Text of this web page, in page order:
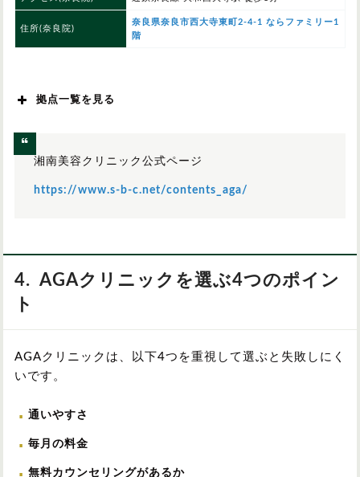
住所(奈良院)
奈良県奈良市西大寺東町2-4-1 ならファミリー1
階
拠点一覧を見る
中国/四国
湘南美容クリニック公式ページ
https://www.s-b-c.net/contents_aga/
4. AGAクリニックを選ぶ4つのポイン
ト
AGAクリニックは、以下4つを重視して選ぶと失敗しにく
いです。
通いやすさ
毎月の料金
無料カウンセリングがあるか